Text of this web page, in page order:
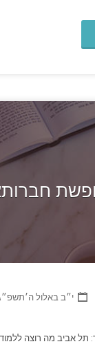
י״ב באלול
תל אביב מה רוצה